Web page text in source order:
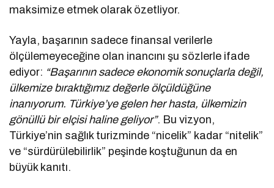
maksimize etmek olarak özetliyor.
Yayla, başarının sadece finansal verilerle
ölçülemeyeceğine olan inancını şu sözlerle ifade
ediyor: “Başarının sadece ekonomik sonuçlarla değil,
ülkemize bıraktığımız değerle ölçüldüğüne
inanıyorum. Türkiye’ye gelen her hasta, ülkemizin
gönüllü bir elçisi haline geliyor”. Bu vizyon,
Türkiye’nin sağlık turizminde “nicelik” kadar “nitelik”
ve “sürdürülebilirlik” peşinde koştuğunun da en
büyük kanıtı.